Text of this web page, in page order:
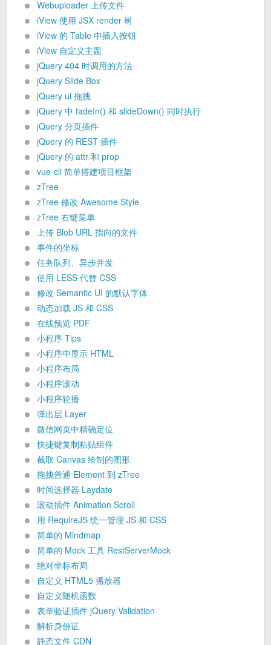
Webuploader 上传文件
iView 使用 JSX render 树
iView 的 Table 中插入按钮
iView 自定义主题
jQuery 404 时调用的方法
jQuery Slide Box
jQuery ui 拖拽
jQuery 中 fadeIn() 和 slideDown() 同时执行
jQuery 分页插件
jQuery 的 REST 插件
jQuery 的 attr 和 prop
vue-cli 简单搭建项目框架
zTree
zTree 修改 Awesome Style
zTree 右键菜单
上传 Blob URL 指向的文件
事件的坐标
任务队列、异步并发
使用 LESS 代替 CSS
修改 Semantic UI 的默认字体
动态加载 JS 和 CSS
在线预览 PDF
小程序 Tips
小程序中显示 HTML
小程序布局
小程序滚动
小程序轮播
弹出层 Layer
微信网页中精确定位
快捷键复制粘贴组件
截取 Canvas 绘制的图形
拖拽普通 Element 到 zTree
时间选择器 Laydate
滚动插件 Animation Scroll
用 RequireJS 统一管理 JS 和 CSS
简单的 Mindmap
简单的 Mock 工具 RestServerMock
绝对坐标布局
自定义 HTML5 播放器
自定义随机函数
表单验证插件 jQuery Validation
解析身份证
静态文件 CDN